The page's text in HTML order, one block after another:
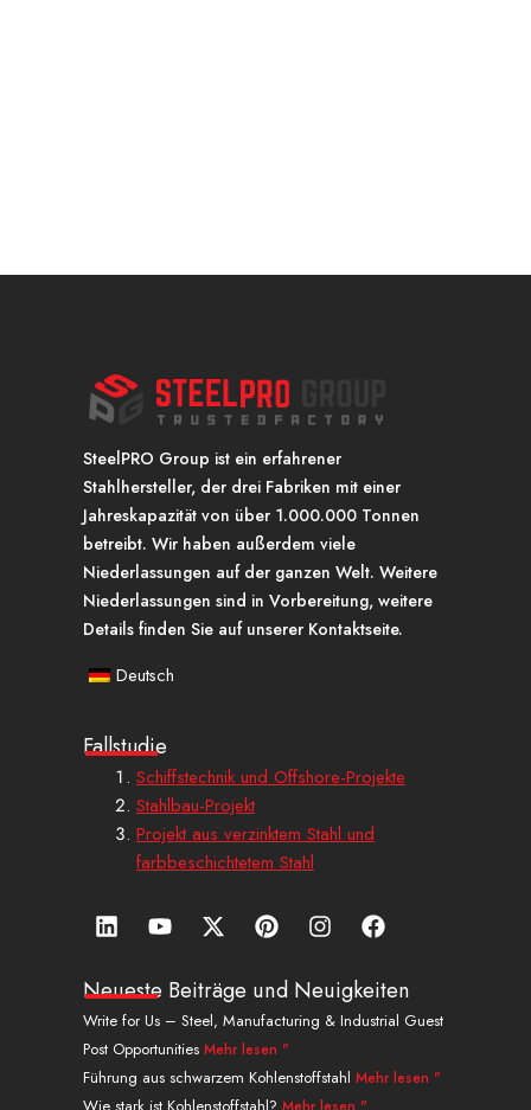
SteelPRO Group ist ein erfahrener
Stahlhersteller, der drei Fabriken mit einer
Jahreskapazität von über 1.000.000 Tonnen
betreibt. Wir haben außerdem viele
Niederlassungen auf der ganzen Welt. Weitere
Niederlassungen sind in Vorbereitung, weitere
Details finden Sie auf unserer Kontaktseite.
Deutsch
Fallstudie
Schiffstechnik und Offshore-Projekte
Stahlbau-Projekt
Projekt aus verzinktem Stahl und
farbbeschichtetem Stahl
L
i
k
e
d
i
n
Y
o
t
b
e
X
-
w
i
t
t
e
r
P
i
t
e
r
e
s
t
I
n
t
a
g
a
m
a
u
f
c
b
Neueste Beiträge und Neuigkeiten
Write for Us – Steel, Manufacturing & Industrial Guest
Post Opportunities Mehr lesen "
Führung aus schwarzem Kohlenstoffstahl Mehr lesen "